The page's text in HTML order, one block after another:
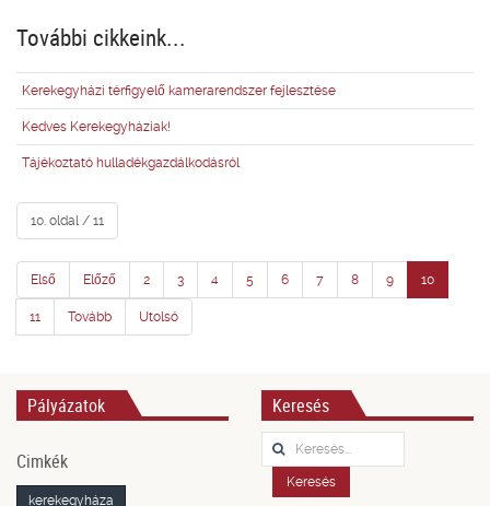
További cikkeink...
Kerekegyházi térfigyelő kamerarendszer fejlesztése
Kedves Kerekegyháziak!
Tájékoztató hulladékgazdálkodásról
10. oldal / 11
Első Előző 2 3 4 5 6 7 8 9 10
11 Tovább Utolsó
Pályázatok
Cimkék
kerekegyháza
Keresés
Keresés...
Keresés